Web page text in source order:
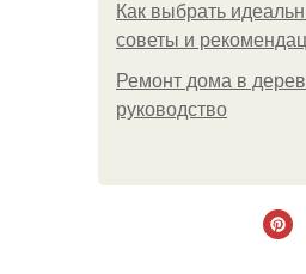
Как выбрать
советы и
Ремонт дома в
руководство